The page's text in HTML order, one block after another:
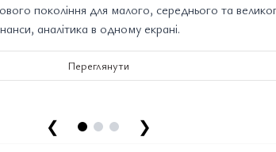
покоління для малого, середнього та
аналітика в одному екрані.
Переглянути
❮ ❯